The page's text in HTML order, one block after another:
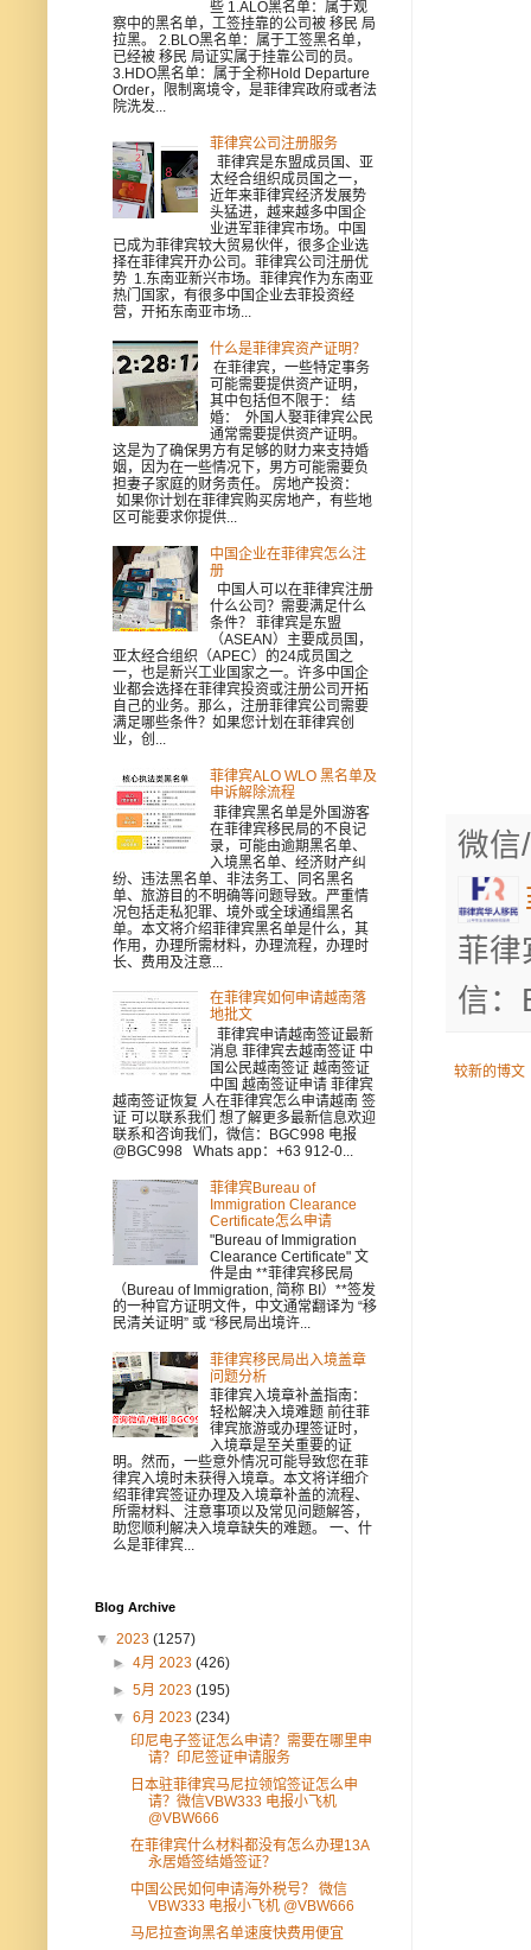
微
菲律
信：
较新的博文
些 1.ALO黑名单：属于观
察中的黑名单，工签挂靠的公司被 移民 局
拉黑。 2.BLO黑名单：属于工签黑名单，
已经被 移民 局证实属于挂靠公司的员。
3.HDO黑名单：属于全称Hold Departure
Order，限制离境令，是菲律宾政府或者法
院洗发...
菲律宾公司注册服务
菲律宾是东盟成员国、亚
太经合组织成员国之一，
近年来菲律宾经济发展势
头猛进，越来越多中国企
业进军菲律宾市场。中国
已成为菲律宾较大贸易伙伴，很多企业选
择在菲律宾开办公司。菲律宾公司注册优
势 1.东南亚新兴市场。菲律宾作为东南亚
热门国家，有很多中国企业去菲投资经
营，开拓东南亚市场...
什么是菲律宾资产证明？
在菲律宾，一些特定事务
可能需要提供资产证明，
其中包括但不限于： 结
婚： 外国人娶菲律宾公民
通常需要提供资产证明。
这是为了确保男方有足够的财力来支持婚
姻，因为在一些情况下，男方可能需要负
担妻子家庭的财务责任。 房地产投资：
如果你计划在菲律宾购买房地产，有些地
区可能要求你提供...
中国企业在菲律宾怎么注
册
中国人可以在菲律宾注册
什么公司？需要满足什么
条件？ 菲律宾是东盟
（ASEAN）主要成员国，
亚太经合组织（APEC）的24成员国之
一，也是新兴工业国家之一。许多中国企
业都会选择在菲律宾投资或注册公司开拓
自己的业务。那么，注册菲律宾公司需要
满足哪些条件？如果您计划在菲律宾创
业，创...
菲律宾ALO WLO 黑名单及
申诉解除流程
菲律宾黑名单是外国游客
在菲律宾移民局的不良记
录，可能由逾期黑名单、
入境黑名单、经济财产纠
纷、违法黑名单、非法务工、同名黑名
单、旅游目的不明确等问题导致。严重情
况包括走私犯罪、境外或全球通缉黑名
单。本文将介绍菲律宾黑名单是什么，其
作用，办理所需材料，办理流程，办理时
长、费用及注意...
在菲律宾如何申请越南落
地批文
菲律宾申请越南签证最新
消息 菲律宾去越南签证 中
国公民越南签证 越南签证
中国 越南签证申请 菲律宾
越南签证恢复 人在菲律宾怎么申请越南 签
证 可以联系我们 想了解更多最新信息欢迎
联系和咨询我们，微信：BGC998 电报
@BGC998 Whats app：+63 912-0...
菲律宾Bureau of
Immigration Clearance
Certificate怎么申请
"Bureau of Immigration
Clearance Certificate" 文
件是由 **菲律宾移民局
（Bureau of Immigration, 简称 BI）**签发
的一种官方证明文件，中文通常翻译为 “移
民清关证明” 或 “移民局出境许...
菲律宾移民局出入境盖章
问题分析
菲律宾入境章补盖指南：
轻松解决入境难题 前往菲
律宾旅游或办理签证时，
入境章是至关重要的证
明。然而，一些意外情况可能导致您在菲
律宾入境时未获得入境章。本文将详细介
绍菲律宾签证办理及入境章补盖的流程、
所需材料、注意事项以及常见问题解答，
助您顺利解决入境章缺失的难题。 一、什
么是菲律宾...
Blog Archive
▼ 2023 (1257)
►4月 2023(426)
►5月 2023(195)
▼6月 2023(234)
印尼电子签证怎么申请？需要在哪里申
请？印尼签证申请服务
日本驻菲律宾马尼拉领馆签证怎么申
请？微信VBW333 电报小飞机
@VBW666
在菲律宾什么材料都没有怎么办理13A
永居婚签结婚签证？
中国公民如何申请海外税号？ 微信
VBW333 电报小飞机 @VBW666
马尼拉查询黑名单速度快费用便宜